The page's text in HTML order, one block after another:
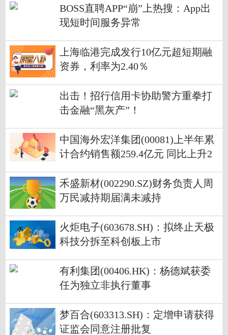
BOSS直聘APP“崩”上热搜：App出
现短时间服务异常
上海临港完成发行10亿元超短期融
资券，利率为2.40％
出击！招行信用卡协助警方重拳打
击金融“黑灰产”！
中国海外宏洋集团(00081)上半年累
计合约销售额259.4亿元 同比上升2
禾盛新材(002290.SZ)财务负责人周
万民减持期届满未减持
火炬电子(603678.SH)：拟终止天极
科技分拆至科创板上市
有利集团(00406.HK)：杨德斌获委
任为独立非执行董事
梦百合(603313.SH)：定增申请获得
证监会同意注册批复